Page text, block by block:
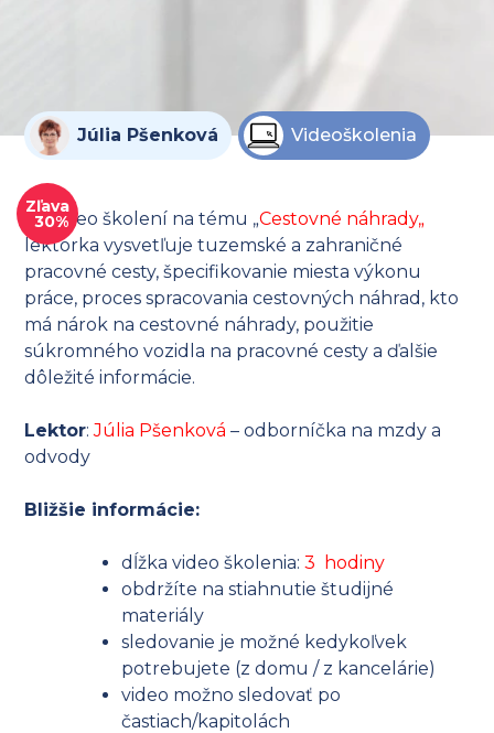
Júlia Pšenková Videoškolenia
Zľava
30%
Vo video školení na tému „Cestovné náhrady„
lektorka vysvetľuje tuzemské a zahraničné
pracovné cesty, špecifikovanie miesta výkonu
práce, proces spracovania cestovných náhrad, kto
má nárok na cestovné náhrady, použitie
súkromného vozidla na pracovné cesty a ďalšie
dôležité informácie.
Lektor:Júlia Pšenková – odborníčka na mzdy a
odvody
Bližšie informácie:
dĺžka video školenia:3 hodiny
obdržíte na stiahnutie študijné
materiály
sledovanie je možné kedykoľvek
potrebujete (z domu / z kancelárie)
video možno sledovať po
častiach/kapitolách